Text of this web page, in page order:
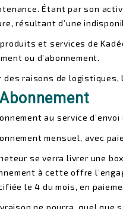
Étant par son
résultant d’une
et services de
ou d’abonnement.
des raisons de logistiques,
au service
mensuel, avec
se verra livrer une
à cette offre
le 4 du mois, en
ne pourra, quel que